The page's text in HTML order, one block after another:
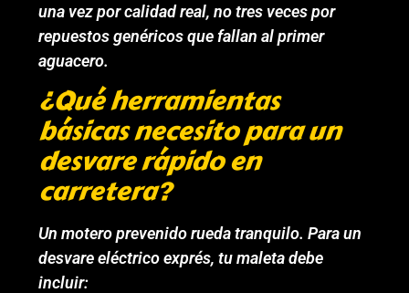
una vez por calidad real, no tres veces por
repuestos genéricos que fallan al primer
aguacero.
¿Qué herramientas
básicas necesito para un
desvare rápido en
carretera?
Un motero prevenido rueda tranquilo. Para un
desvare eléctrico exprés, tu maleta debe
incluir: